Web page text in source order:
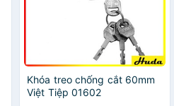
Khóa treo chống cắt 60mm
Việt Tiệp 01602